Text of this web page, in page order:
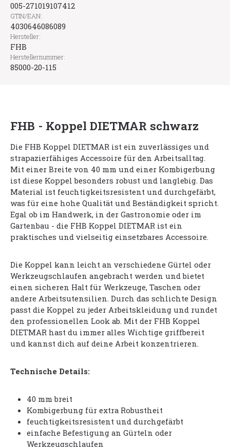
005-271019107412
GTIN/EAN:
4030646086089
Hersteller:
FHB
Herstellernummer:
85000-20-115
FHB - Koppel DIETMAR schwarz
Die FHB Koppel DIETMAR ist ein zuverlässiges und
strapazierfähiges Accessoire für den Arbeitsalltag.
Mit einer Breite von 40 mm und einer Kombigerbung
ist diese Koppel besonders robust und langlebig. Das
Material ist feuchtigkeitsresistent und durchgefärbt,
was für eine hohe Qualität und Beständigkeit spricht.
Egal ob im Handwerk, in der Gastronomie oder im
Gartenbau - die FHB Koppel DIETMAR ist ein
praktisches und vielseitig einsetzbares Accessoire.
Die Koppel kann leicht an verschiedene Gürtel oder
Werkzeugschlaufen angebracht werden und bietet
einen sicheren Halt für Werkzeuge, Taschen oder
andere Arbeitsutensilien. Durch das schlichte Design
passt die Koppel zu jeder Arbeitskleidung und rundet
den professionellen Look ab. Mit der FHB Koppel
DIETMAR hast du immer alles Wichtige griffbereit
und kannst dich auf deine Arbeit konzentrieren.
Technische Details:
40 mm breit
Kombigerbung für extra Robustheit
feuchtigkeitsresistent und durchgefärbt
einfache Befestigung an Gürteln oder
Werkzeugschlaufen